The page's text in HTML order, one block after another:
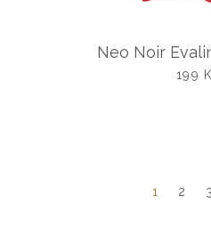
Neo Noir
199
1 2 3